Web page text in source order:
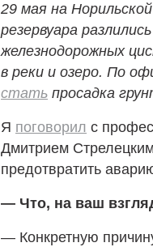
29 мая на Норильской
резервуара
железнодорожных
в реки и озеро. По
стать просадка
Я поговорил с
Дмитрием
предотвратить
— Что, на ваш
— Конкретную